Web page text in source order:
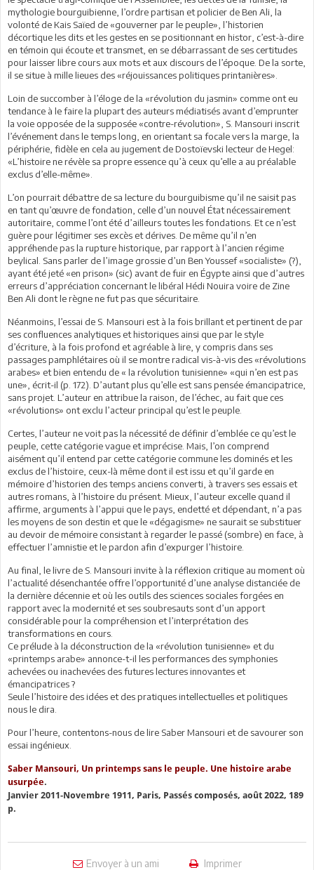
mythologie bourguibienne, l’ordre partisan et policier de Ben Ali, la
volonté de Kais Saïed de «gouverner par le peuple», l’historien
décortique les dits et les gestes en se positionnant en histor, c’est-à-dire
en témoin qui écoute et transmet, en se débarrassant de ses certitudes
pour laisser libre cours aux mots et aux discours de l’époque. De la sorte,
il se situe à mille lieues des «réjouissances politiques printanières».
Loin de succomber à l’éloge de la «révolution du jasmin» comme ont eu
tendance à le faire la plupart des auteurs médiatisés avant d’emprunter
la voie opposée de la supposée «contre-révolution», S. Mansouri inscrit
l’événement dans le temps long, en orientant sa focale vers la marge, la
périphérie, fidèle en cela au jugement de Dostoïevski lecteur de Hegel:
«L’histoire ne révèle sa propre essence qu’à ceux qu’elle a au préalable
exclus d’elle-même».
L’on pourrait débattre de sa lecture du bourguibisme qu’il ne saisit pas
en tant qu’œuvre de fondation, celle d’un nouvel État nécessairement
autoritaire, comme l’ont été d’ailleurs toutes les fondations. Et ce n’est
guère pour légitimer ses excès et dérives. De même qu’il n’en
appréhende pas la rupture historique, par rapport à l’ancien régime
beylical. Sans parler de l’image grossie d’un Ben Youssef «socialiste» (?),
ayant été jeté «en prison» (sic) avant de fuir en Égypte ainsi que d’autres
erreurs d’appréciation concernant le libéral Hédi Nouira voire de Zine
Ben Ali dont le règne ne fut pas que sécuritaire.
Néanmoins, l’essai de S. Mansouri est à la fois brillant et pertinent de par
ses confluences analytiques et historiques ainsi que par le style
d’écriture, à la fois profond et agréable à lire, y compris dans ses
passages pamphlétaires où il se montre radical vis-à-vis des «révolutions
arabes» et bien entendu de « la révolution tunisienne» «qui n’en est pas
une», écrit-il (p. 172). D’autant plus qu’elle est sans pensée émancipatrice,
sans projet. L’auteur en attribue la raison, de l’échec, au fait que ces
«révolutions» ont exclu l’acteur principal qu’est le peuple.
Certes, l’auteur ne voit pas la nécessité de définir d’emblée ce qu’est le
peuple, cette catégorie vague et imprécise. Mais, l’on comprend
aisément qu’il entend par cette catégorie commune les dominés et les
exclus de l’histoire, ceux-là même dont il est issu et qu’il garde en
mémoire d’historien des temps anciens converti, à travers ses essais et
autres romans, à l’histoire du présent. Mieux, l’auteur excelle quand il
affirme, arguments à l’appui que le pays, endetté et dépendant, n’a pas
les moyens de son destin et que le «dégagisme» ne saurait se substituer
au devoir de mémoire consistant à regarder le passé (sombre) en face, à
effectuer l’amnistie et le pardon afin d’expurger l’histoire.
Au final, le livre de S. Mansouri invite à la réflexion critique au moment où
l’actualité désenchantée offre l’opportunité d’une analyse distanciée de
la dernière décennie et où les outils des sciences sociales forgées en
rapport avec la modernité et ses soubresauts sont d’un apport
considérable pour la compréhension et l’interprétation des
transformations en cours.
Ce prélude à la déconstruction de la «révolution tunisienne» et du
«printemps arabe» annonce-t-il les performances des symphonies
achevées ou inachevées des futures lectures innovantes et
émancipatrices ?
Seule l’histoire des idées et des pratiques intellectuelles et politiques
nous le dira.
Pour l’heure, contentons-nous de lire Saber Mansouri et de savourer son
essai ingénieux.
Saber Mansouri, Un printemps sans le peuple. Une histoire arabe
usurpée.
Janvier 2011-Novembre 1911, Paris, Passés composés, août 2022, 189
p.
Envoyer à un ami Imprimer